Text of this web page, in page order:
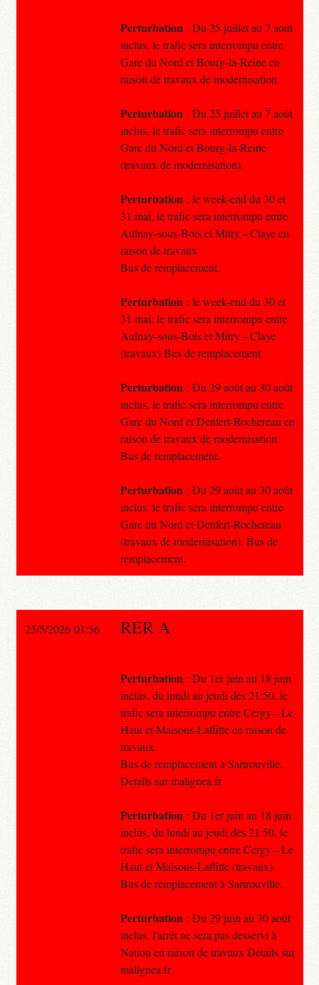
Perturbation : Du 25 juillet au 7 août
inclus, le trafic sera interrompu entre
Gare du Nord et Bourg-la-Reine en
raison de travaux de modernisation.
Perturbation : Du 25 juillet au 7 août
inclus, le trafic sera interrompu entre
Gare du Nord et Bourg-la-Reine
(travaux de modernisation).
Perturbation : le week-end du 30 et
31 mai, le trafic sera interrompu entre
Aulnay-sous-Bois et Mitry – Claye en
raison de travaux
Bus de remplacement.
Perturbation : le week-end du 30 et
31 mai, le trafic sera interrompu entre
Aulnay-sous-Bois et Mitry – Claye
(travaux) Bus de remplacement.
Perturbation : Du 29 août au 30 août
inclus, le trafic sera interrompu entre
Gare du Nord et Denfert-Rochereau en
raison de travaux de modernisation.
Bus de remplacement.
Perturbation : Du 29 août au 30 août
inclus, le trafic sera interrompu entre
Gare du Nord et Denfert-Rochereau
(travaux de modernisation). Bus de
remplacement.
25/5/2026 01:56 RER A
Perturbation : Du 1er juin au 18 juin
inclus, du lundi au jeudi dès 21:50, le
trafic sera interrompu entre Cergy – Le
Haut et Maisons-Laffitte en raison de
travaux.
Bus de remplacement à Sartrouville.
Détails sur malignea.fr
Perturbation : Du 1er juin au 18 juin
inclus, du lundi au jeudi dès 21:50, le
trafic sera interrompu entre Cergy – Le
Haut et Maisons-Laffitte (travaux).
Bus de remplacement à Sartrouville.
Perturbation : Du 29 juin au 30 août
inclus, l'arrêt ne sera pas desservi à
Nation en raison de travaux Détails sur
malignea.fr